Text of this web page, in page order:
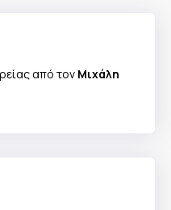
από τον Μιχάλη